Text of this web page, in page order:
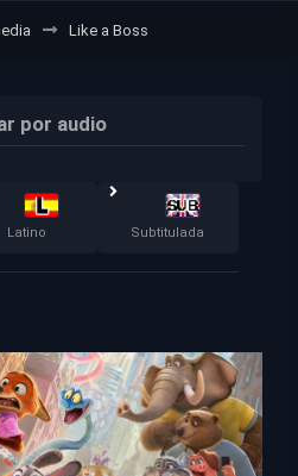
Like a Boss
por audio
Latino Subtitulada